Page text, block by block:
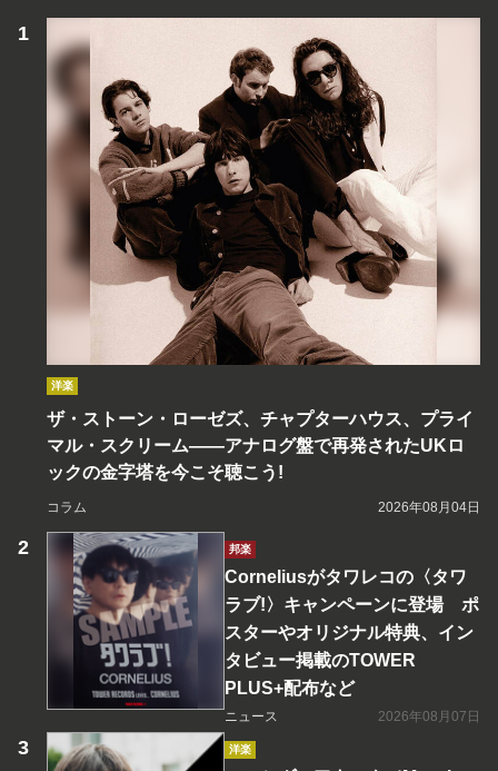
洋楽
ザ・ストーン・ローゼズ、チャプターハウス、プライ
マル・スクリーム――アナログ盤で再発されたUKロ
ックの金字塔を今こそ聴こう!
コラム 2026年08月04日
邦楽
Corneliusがタワレコの〈タワ
ラブ!〉キャンペーンに登場 ポ
スターやオリジナル特典、イン
タビュー掲載のTOWER
PLUS+配布など
ニュース 2026年08月07日
洋楽